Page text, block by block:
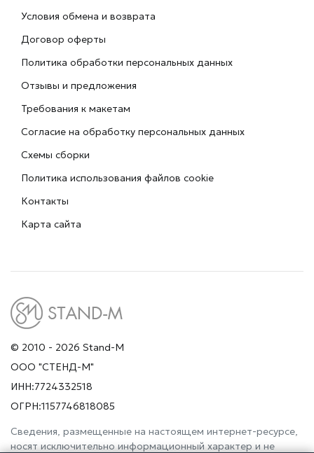
Условия обмена и возврата
Договор оферты
Политика обработки персональных данных
Отзывы и предложения
Требования к макетам
Согласие на обработку персональных данных
Схемы сборки
Политика использования файлов cookie
Контакты
Карта сайта
© 2010 - 2026 Stand-M
ООО "СТЕНД-М"
ИНН:7724332518
ОГРН:1157746818085
Сведения, размещенные на настоящем интернет-ресурсе,
носят исключительно информационный характер и не